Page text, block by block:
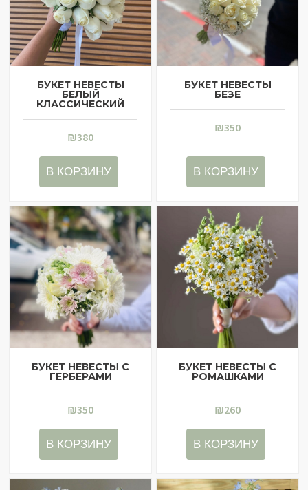
БУКЕТ НЕВЕСТЫ
БЕЛЫЙ
КЛАССИЧЕСКИЙ
₪380
В КОРЗИНУ
БУКЕТ НЕВЕСТЫ
БЕЗЕ
₪350
В КОРЗИНУ
БУКЕТ НЕВЕСТЫ С
ГЕРБЕРАМИ
₪350
В КОРЗИНУ
БУКЕТ НЕВЕСТЫ С
РОМАШКАМИ
₪260
В КОРЗИНУ